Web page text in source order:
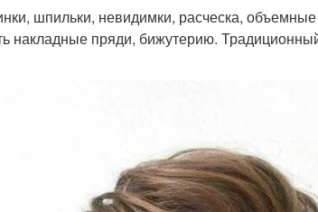
шпильки, невидимки, расческа, объемные
накладные пряди, бижутерию.